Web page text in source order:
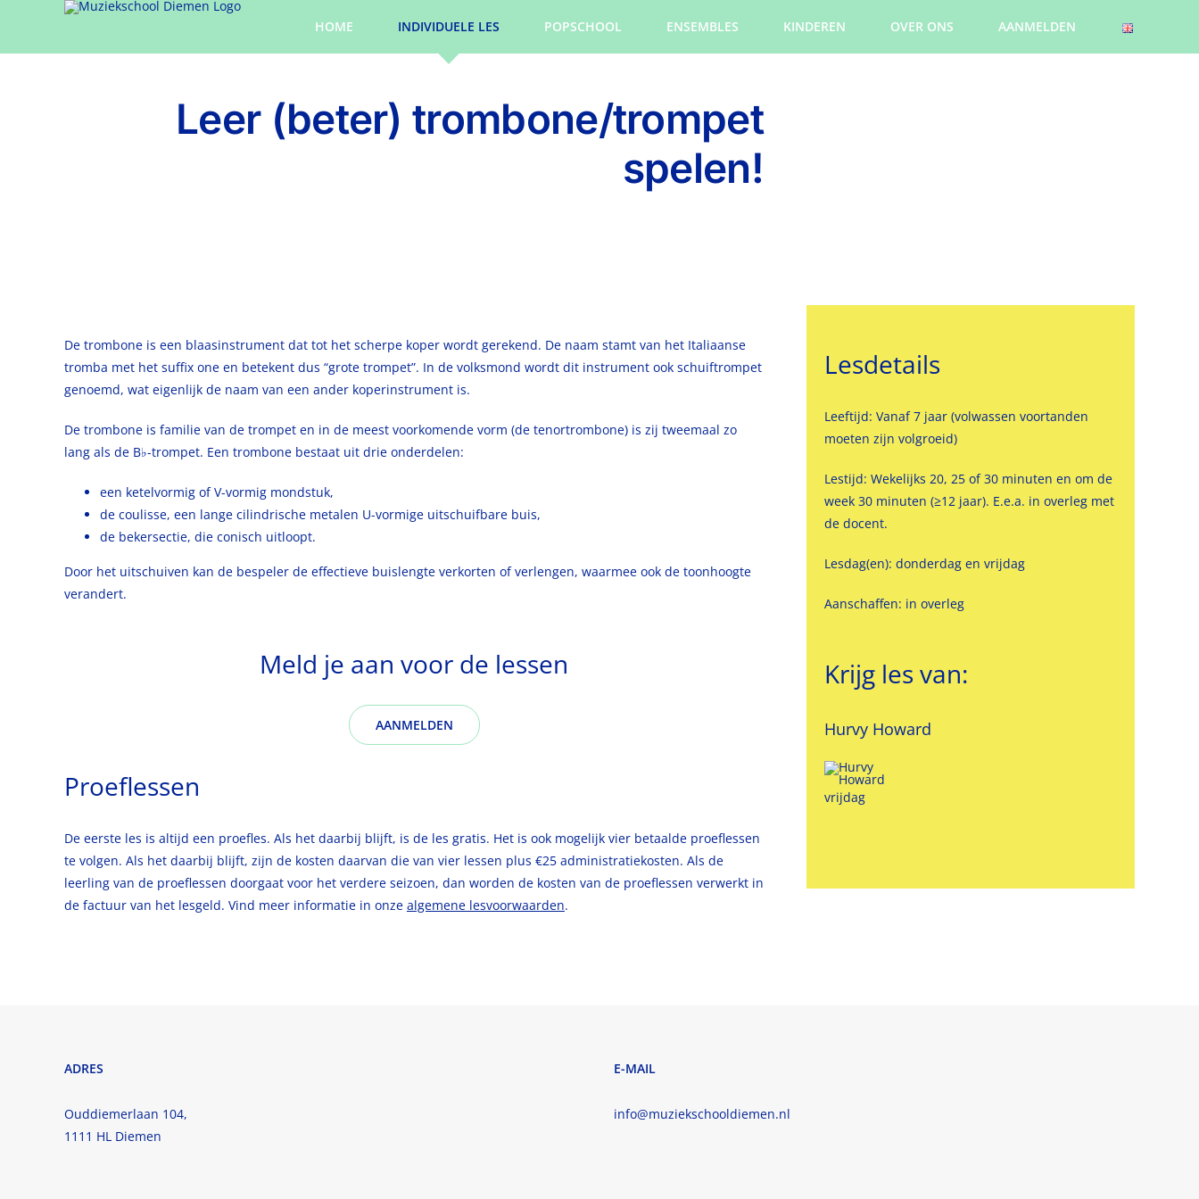
inhoud
HOME INDIVIDUELE LES POPSCHOOL ENSEMBLES KINDEREN OVER ONS AANMELDEN
Leer (beter) trombone/trompet
spelen!
De trombone is een blaasinstrument dat tot het scherpe koper wordt gerekend. De naam stamt van het Italiaanse
tromba met het suffix one en betekent dus “grote trompet”. In de volksmond wordt dit instrument ook schuiftrompet
genoemd, wat eigenlijk de naam van een ander koperinstrument is.
De trombone is familie van de trompet en in de meest voorkomende vorm (de tenortrombone) is zij tweemaal zo
lang als de B♭-trompet. Een trombone bestaat uit drie onderdelen:
een ketelvormig of V-vormig mondstuk,
de coulisse, een lange cilindrische metalen U-vormige uitschuifbare buis,
de bekersectie, die conisch uitloopt.
Door het uitschuiven kan de bespeler de effectieve buislengte verkorten of verlengen, waarmee ook de toonhoogte
verandert.
Meld je aan voor de lessen
AANMELDEN
Proeflessen
De eerste les is altijd een proefles. Als het daarbij blijft, is de les gratis. Het is ook mogelijk vier betaalde proeflessen
te volgen. Als het daarbij blijft, zijn de kosten daarvan die van vier lessen plus €25 administratiekosten. Als de
leerling van de proeflessen doorgaat voor het verdere seizoen, dan worden de kosten van de proeflessen verwerkt in
de factuur van het lesgeld. Vind meer informatie in onze algemene lesvoorwaarden.
Lesdetails
Leeftijd: Vanaf 7 jaar (volwassen voortanden
moeten zijn volgroeid)
Lestijd: Wekelijks 20, 25 of 30 minuten en om de
week 30 minuten (≥12 jaar). E.e.a. in overleg met
de docent.
Lesdag(en): donderdag en vrijdag
Aanschaffen: in overleg
Krijg les van:
Hurvy Howard
vrijdag
ADRES
Ouddiemerlaan 104,
1111 HL Diemen
E-MAIL
info@muziekschooldiemen.nl